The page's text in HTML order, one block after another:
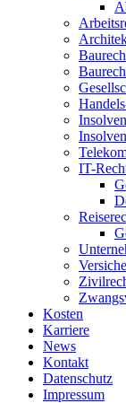
IT-
Kosten
Karriere
News
Kontakt
Datenschutz
Impressum